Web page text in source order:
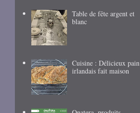
Table de fête argent et
blanc
Cuisine : Délicieux pain
irlandais fait maison